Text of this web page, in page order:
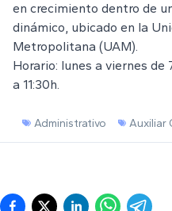
en crecimiento dentro de
dinámico, ubicado en la
Metropolitana (UAM).
Horario: lunes a viernes de
a 11:30h.
Administrativo Auxiliar